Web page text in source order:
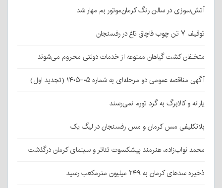
آتش‌سوزی در سالن رنگ کرمان‌موتور بم مهار شد
توقیف ۷ تن چوب قاچاق تاغ در رفسنجان
متخلفان کشت گیاهان ممنوعه از خدمات دولتی محروم می‌شوند
آگهی مناقصه عمومی دو مرحله‌ای به شماره ۰۵-۱۴۰۵ (تجدید اول)
یارانه و کالابرگ به گرد تورم نمی‌رسند
بلاتکلیفی مس کرمان و مس رفسنجان در لیگ یک
محمد نواب‌زاده، هنرمند پیشکسوت تئاتر و سینمای کرمان درگذشت
ذخیره سدهای کرمان به ۲۴۹ میلیون مترمکعب رسید